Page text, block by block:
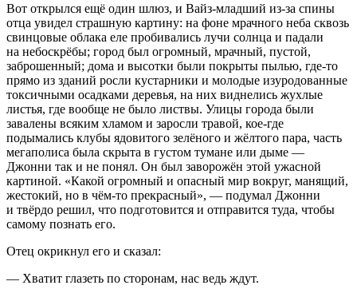
Вот открылся ещё один шлюз, и Вайз-младший из-за спины
отца увидел страшную картину: на фоне мрачного неба сквозь
свинцовые облака еле пробивались лучи солнца и падали
на небоскрёбы; город был огромный, мрачный, пустой,
заброшенный; дома и высотки были покрыты пылью, где-то
прямо из зданий росли кустарники и молодые изуродованные
токсичными осадками деревья, на них виднелись жухлые
листья, где вообще не было листвы. Улицы города были
завалены всяким хламом и заросли травой, кое-где
подымались клубы ядовитого зелёного и жёлтого пара, часть
мегаполиса была скрыта в густом тумане или дыме —
Джонни так и не понял. Он был заворожён этой ужасной
картиной. «Какой огромный и опасный мир вокруг, манящий,
жестокий, но в чём-то прекрасный», — подумал Джонни
и твёрдо решил, что подготовится и отправится туда, чтобы
самому познать его.
Отец окрикнул его и сказал:
— Хватит глазеть по сторонам, нас ведь ждут.